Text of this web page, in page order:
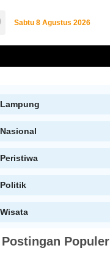
Sabtu 8 Agustus 2026
Lampung
Nasional
Peristiwa
Politik
Wisata
Postingan Populer